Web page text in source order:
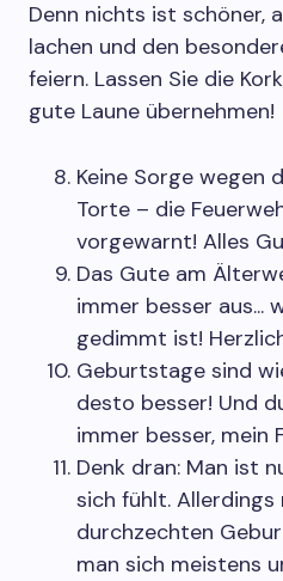
Denn nichts ist schöner,
lachen und den
feiern. Lassen Sie die
gute Laune übernehmen!
Keine Sorge wegen
Torte – die
vorgewarnt! Alles
Das Gute am
immer besser aus...
gedimmt ist!
Geburtstage sind
desto besser! Und
immer besser, mein
Denk dran: Man ist
sich fühlt. Allerdings
durchzechten
man sich meistens